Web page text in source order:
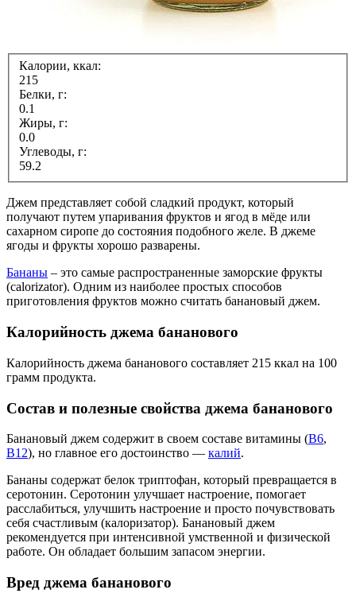
Калории, ккал:
215
Белки, г:
0.1
Жиры, г:
0.0
Углеводы, г:
59.2
Джем представляет собой сладкий продукт, который
получают путем упаривания фруктов и ягод в мёде или
сахарном сиропе до состояния подобного желе. В джеме
ягоды и фрукты хорошо разварены.
Бананы – это самые распространенные заморские фрукты
(calorizator). Одним из наиболее простых способов
приготовления фруктов можно считать банановый джем.
Калорийность джема бананового
Калорийность джема бананового составляет 215 ккал на 100
грамм продукта.
Состав и полезные свойства джема бананового
Банановый джем содержит в своем составе витамины (В6,
В12), но главное его достоинство — калий.
Бананы содержат белок триптофан, который превращается в
серотонин. Серотонин улучшает настроение, помогает
расслабиться, улучшить настроение и просто почувствовать
себя счастливым (калоризатор). Банановый джем
рекомендуется при интенсивной умственной и физической
работе. Он обладает большим запасом энергии.
Вред джема бананового